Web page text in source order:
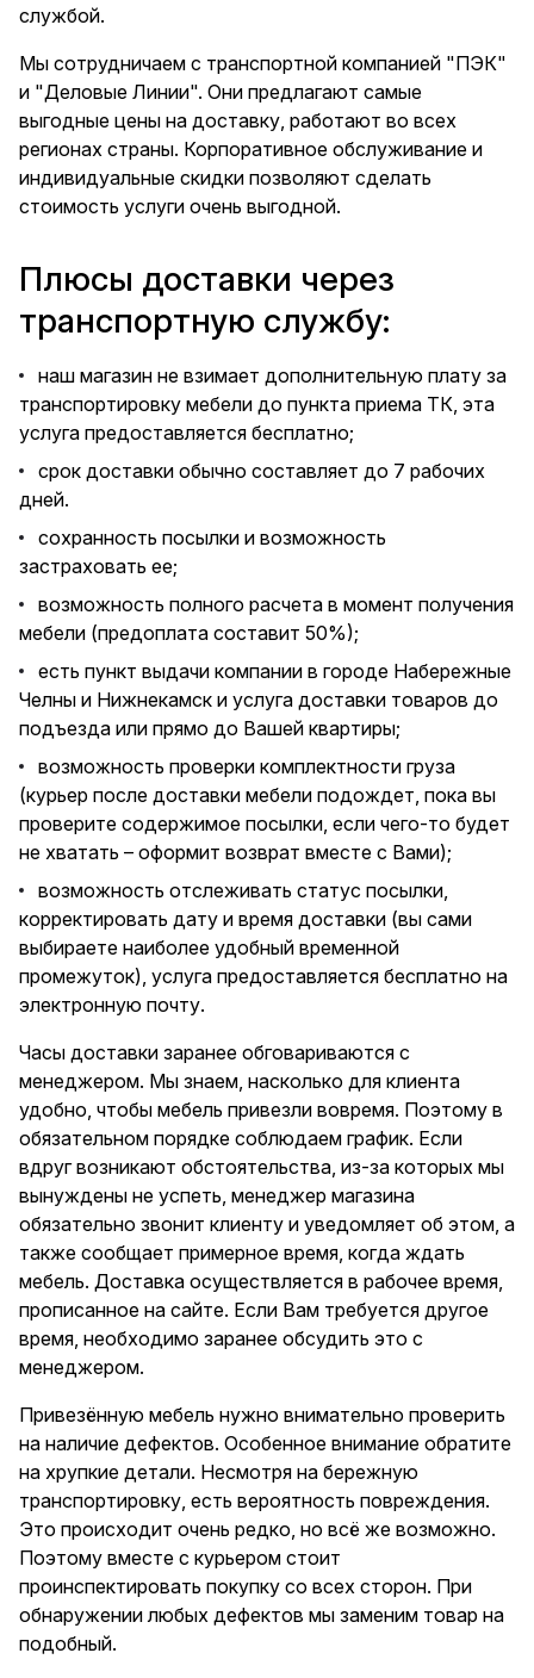
службой.
Мы сотрудничаем с транспортной компанией "ПЭК"
и "Деловые Линии". Они предлагают самые
выгодные цены на доставку, работают во всех
регионах страны. Корпоративное обслуживание и
индивидуальные скидки позволяют сделать
стоимость услуги очень выгодной.
Плюсы доставки через
транспортную службу:
наш магазин не взимает дополнительную плату за
транспортировку мебели до пункта приема ТК, эта
услуга предоставляется бесплатно;
срок доставки обычно составляет до 7 рабочих
дней.
сохранность посылки и возможность
застраховать ее;
возможность полного расчета в момент получения
мебели (предоплата составит 50%);
есть пункт выдачи компании в городе Набережные
Челны и Нижнекамск и услуга доставки товаров до
подъезда или прямо до Вашей квартиры;
возможность проверки комплектности груза
(курьер после доставки мебели подождет, пока вы
проверите содержимое посылки, если чего-то будет
не хватать – оформит возврат вместе с Вами);
возможность отслеживать статус посылки,
корректировать дату и время доставки (вы сами
выбираете наиболее удобный временной
промежуток), услуга предоставляется бесплатно на
электронную почту.
Часы доставки заранее обговариваются с
менеджером. Мы знаем, насколько для клиента
удобно, чтобы мебель привезли вовремя. Поэтому в
обязательном порядке соблюдаем график. Если
вдруг возникают обстоятельства, из-за которых мы
вынуждены не успеть, менеджер магазина
обязательно звонит клиенту и уведомляет об этом, а
также сообщает примерное время, когда ждать
мебель. Доставка осуществляется в рабочее время,
прописанное на сайте. Если Вам требуется другое
время, необходимо заранее обсудить это с
менеджером.
Привезëнную мебель нужно внимательно проверить
на наличие дефектов. Особенное внимание обратите
на хрупкие детали. Несмотря на бережную
транспортировку, есть вероятность повреждения.
Это происходит очень редко, но всë же возможно.
Поэтому вместе с курьером стоит
проинспектировать покупку со всех сторон. При
обнаружении любых дефектов мы заменим товар на
подобный.